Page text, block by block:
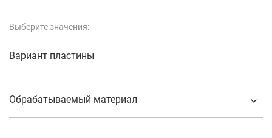
Выберите значения:
Вариант пластины
Обрабатываемый материал